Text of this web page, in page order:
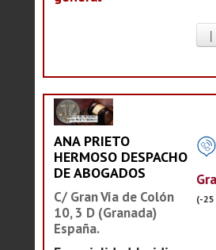
ANA PRIETO
HERMOSO DESPACHO
DE ABOGADOS
C/ Gran Vía de Colón
10, 3 D (Granada)
España.
(-